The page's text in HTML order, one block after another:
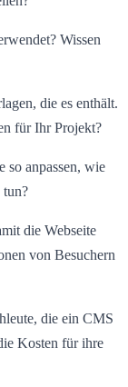
Wissen
die es enthält.
für Ihr Projekt?
so anpassen, wie
tun?
die Webseite
von Besuchern
die ein CMS
Kosten für ihre